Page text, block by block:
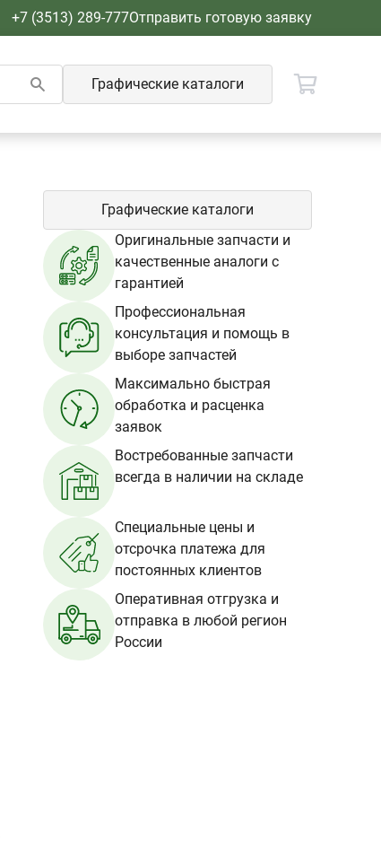
+7 (3513) 289-777Отправить готовую заявку
Графические каталоги
Графические каталоги
Оригинальные запчасти и
качественные аналоги с
гарантией
Профессиональная
консультация и помощь в
выборе запчастей
Максимально быстрая
обработка и расценка
заявок
Востребованные запчасти
всегда в наличии на складе
Специальные цены и
отсрочка платежа для
постоянных клиентов
Оперативная отгрузка и
отправка в любой регион
России